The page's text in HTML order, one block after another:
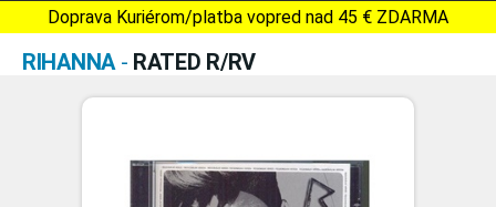
Doprava Kuriérom/platba vopred nad 45 € ZDARMA
RIHANNA- RATED R/RV